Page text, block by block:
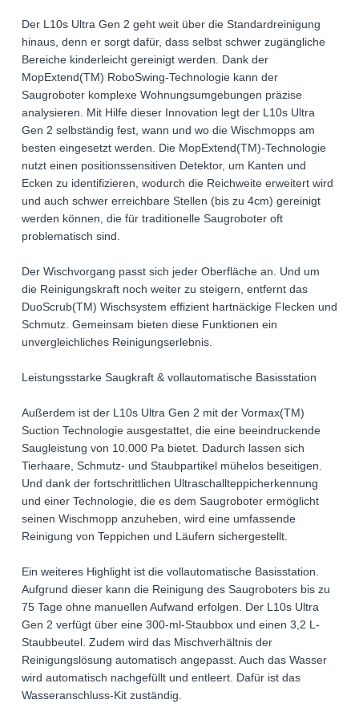
Der L10s Ultra Gen 2 geht weit über die Standardreinigung
hinaus, denn er sorgt dafür, dass selbst schwer zugängliche
Bereiche kinderleicht gereinigt werden. Dank der
MopExtend(TM) RoboSwing-Technologie kann der
Saugroboter komplexe Wohnungsumgebungen präzise
analysieren. Mit Hilfe dieser Innovation legt der L10s Ultra
Gen 2 selbständig fest, wann und wo die Wischmopps am
besten eingesetzt werden. Die MopExtend(TM)-Technologie
nutzt einen positionssensitiven Detektor, um Kanten und
Ecken zu identifizieren, wodurch die Reichweite erweitert wird
und auch schwer erreichbare Stellen (bis zu 4cm) gereinigt
werden können, die für traditionelle Saugroboter oft
problematisch sind.
Der Wischvorgang passt sich jeder Oberfläche an. Und um
die Reinigungskraft noch weiter zu steigern, entfernt das
DuoScrub(TM) Wischsystem effizient hartnäckige Flecken und
Schmutz. Gemeinsam bieten diese Funktionen ein
unvergleichliches Reinigungserlebnis.
Leistungsstarke Saugkraft & vollautomatische Basisstation
Außerdem ist der L10s Ultra Gen 2 mit der Vormax(TM)
Suction Technologie ausgestattet, die eine beeindruckende
Saugleistung von 10.000 Pa bietet. Dadurch lassen sich
Tierhaare, Schmutz- und Staubpartikel mühelos beseitigen.
Und dank der fortschrittlichen Ultraschallteppicherkennung
und einer Technologie, die es dem Saugroboter ermöglicht
seinen Wischmopp anzuheben, wird eine umfassende
Reinigung von Teppichen und Läufern sichergestellt.
Ein weiteres Highlight ist die vollautomatische Basisstation.
Aufgrund dieser kann die Reinigung des Saugroboters bis zu
75 Tage ohne manuellen Aufwand erfolgen. Der L10s Ultra
Gen 2 verfügt über eine 300-ml-Staubbox und einen 3,2 L-
Staubbeutel. Zudem wird das Mischverhältnis der
Reinigungslösung automatisch angepasst. Auch das Wasser
wird automatisch nachgefüllt und entleert. Dafür ist das
Wasseranschluss-Kit zuständig.